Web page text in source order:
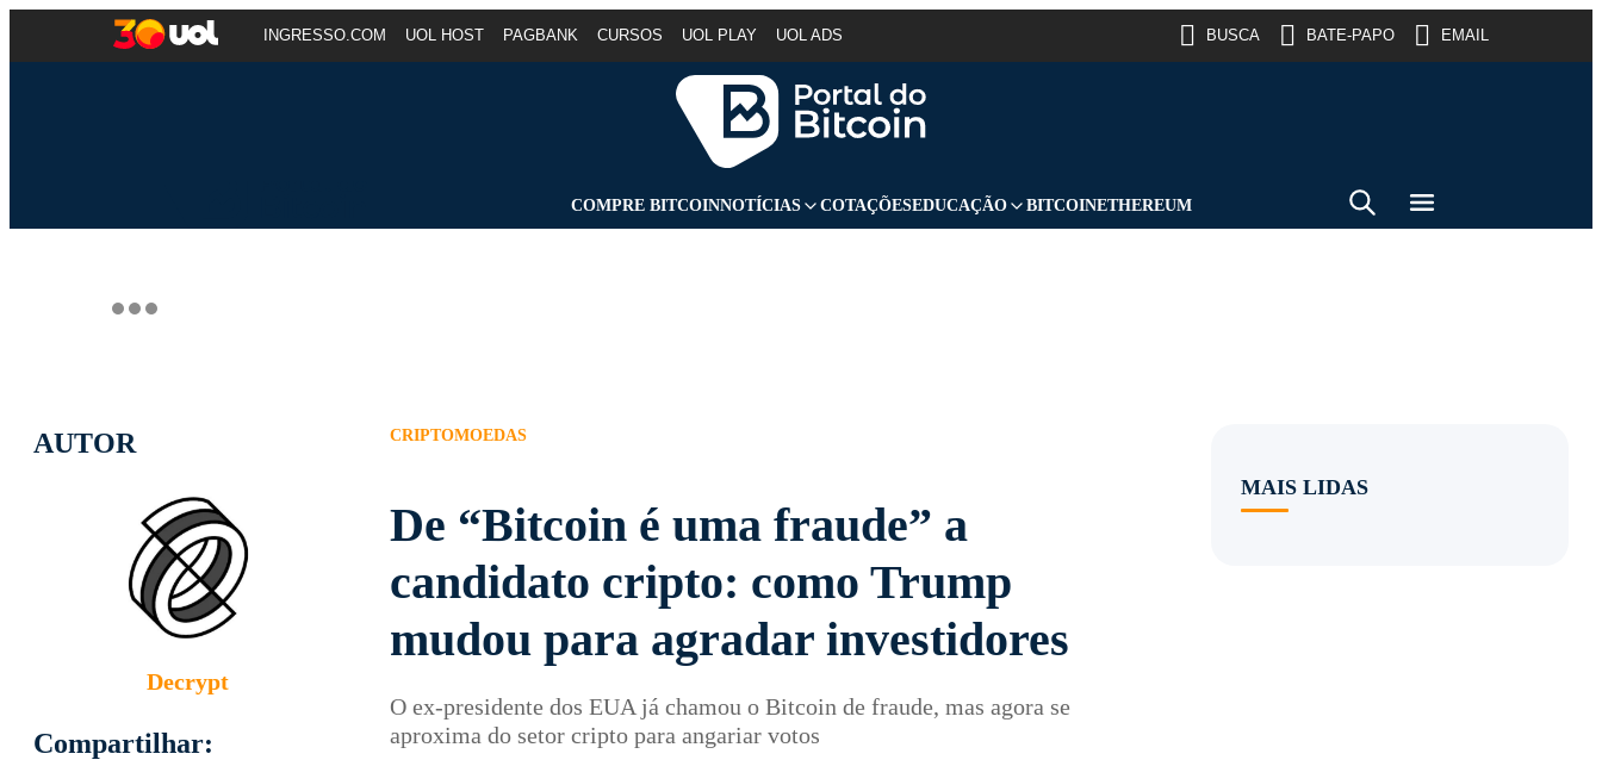
INGRESSO.COM UOL HOST PAGBANK CURSOS UOL PLAY UOL ADS BUSCA BATE-PAPO EMAIL
COMPRE BITCOINNOTÍCIAS COTAÇÕESEDUCAÇÃO BITCOINETHEREUM
AUTOR
Decrypt
Compartilhar:
CRIPTOMOEDAS
De “Bitcoin é uma fraude” a
candidato cripto: como Trump
mudou para agradar investidores
O ex-presidente dos EUA já chamou o Bitcoin de fraude, mas agora se
aproxima do setor cripto para angariar votos
MAIS LIDAS